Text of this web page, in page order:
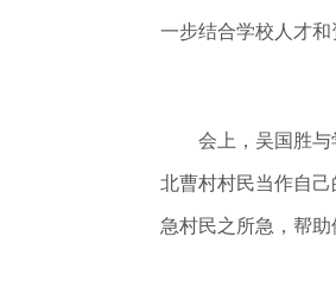
一步结合学校人才
会上，吴国胜与学
北曹村村民当作自
急村民之所急，帮